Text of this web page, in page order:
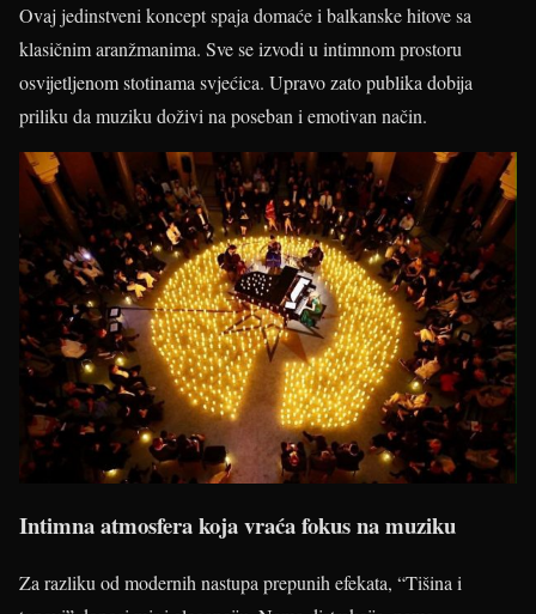
Ovaj jedinstveni koncept spaja domaće i balkanske hitove sa
klasičnim aranžmanima. Sve se izvodi u intimnom prostoru
osvijetljenom stotinama svjećica. Upravo zato publika dobija
priliku da muziku doživi na poseban i emotivan način.
Intimna atmosfera koja vraća fokus na muziku
Za razliku od modernih nastupa prepunih efekata, “Tišina i